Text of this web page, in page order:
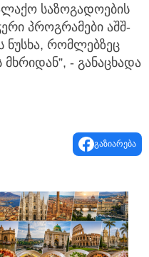
საზოგადოების
პროგრამები აშშ-
ნუსხა, რომლებზეც
- განაცხადა
გაზიარება